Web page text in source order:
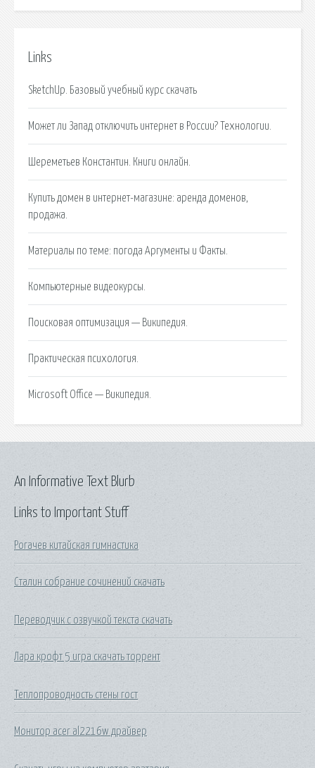
Links
SketchUp. Базовый учебный курс скачать
Может ли Запад отключить интернет в России? Технологии.
Шереметьев Константин. Книги онлайн.
Купить домен в интернет-магазине: аренда доменов,
продажа.
Материалы по теме: погода Аргументы и Факты.
Компьютерные видеокурсы.
Поисковая оптимизация — Википедия.
Практическая психология.
Microsoft Office — Википедия.
Links to Important Stuff
Рогачев китайская гимнастика
Сталин собрание сочинений скачать
Переводчик с озвучкой текста скачать
Лара крофт 5 игра скачать торрент
Теплопроводность стены гост
Монитор acer al2216w драйвер
An Informative Text Blurb